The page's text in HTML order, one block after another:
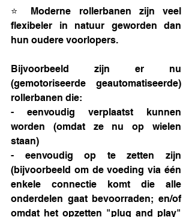
⭐ Moderne rollerbanen zijn veel
flexibeler in natuur geworden dan
hun oudere voorlopers.
Bijvoorbeeld zijn er nu
(gemotoriseerde geautomatiseerde)
rollerbanen die:
- eenvoudig verplaatst kunnen
worden (omdat ze nu op wielen
staan)
- eenvoudig op te zetten zijn
(bijvoorbeeld om de voeding via één
enkele connectie komt die alle
onderdelen gaat bevoorraden; en/of
omdat het opzetten "plug and play"